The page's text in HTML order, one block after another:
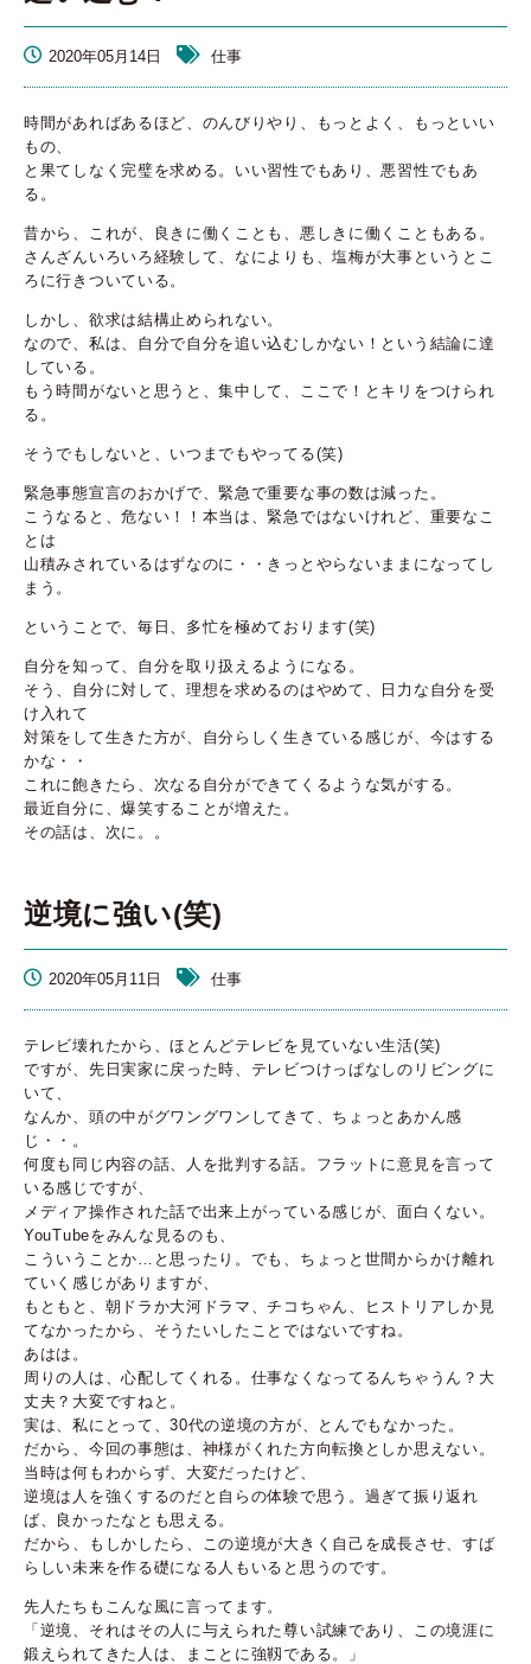
2020年05月14日 仕事
時間があればあるほど、のんびりやり、もっとよく、もっといい
もの、
と果てしなく完璧を求める。いい習性でもあり、悪習性でもあ
る。
昔から、これが、良きに働くことも、悪しきに働くこともある。
さんざんいろいろ経験して、なによりも、塩梅が大事というとこ
ろに行きついている。
しかし、欲求は結構止められない。
なので、私は、自分で自分を追い込むしかない！という結論に達
している。
もう時間がないと思うと、集中して、ここで！とキリをつけられ
る。
そうでもしないと、いつまでもやってる(笑)
緊急事態宣言のおかげで、緊急で重要な事の数は減った。
こうなると、危ない！！本当は、緊急ではないけれど、重要なこ
とは
山積みされているはずなのに・・きっとやらないままになってし
まう。
ということで、毎日、多忙を極めております(笑)
自分を知って、自分を取り扱えるようになる。
そう、自分に対して、理想を求めるのはやめて、日力な自分を受
け入れて
対策をして生きた方が、自分らしく生きている感じが、今はする
かな・・
これに飽きたら、次なる自分ができてくるような気がする。
最近自分に、爆笑することが増えた。
その話は、次に。。
逆境に強い(笑)
2020年05月11日 仕事
テレビ壊れたから、ほとんどテレビを見ていない生活(笑)
ですが、先日実家に戻った時、テレビつけっぱなしのリビングに
いて、
なんか、頭の中がグワングワンしてきて、ちょっとあかん感
じ・・。
何度も同じ内容の話、人を批判する話。フラットに意見を言って
いる感じですが、
メディア操作された話で出来上がっている感じが、面白くない。
YouTubeをみんな見るのも、
こういうことか…と思ったり。でも、ちょっと世間からかけ離れ
ていく感じがありますが、
もともと、朝ドラか大河ドラマ、チコちゃん、ヒストリアしか見
てなかったから、そうたいしたことではないですね。
あはは。
周りの人は、心配してくれる。仕事なくなってるんちゃうん？大
丈夫？大変ですねと。
実は、私にとって、30代の逆境の方が、とんでもなかった。
だから、今回の事態は、神様がくれた方向転換としか思えない。
当時は何もわからず、大変だったけど、
逆境は人を強くするのだと自らの体験で思う。過ぎて振り返れ
ば、良かったなとも思える。
だから、もしかしたら、この逆境が大きく自己を成長させ、すば
らしい未来を作る礎になる人もいると思うのです。
先人たちもこんな風に言ってます。
「逆境、それはその人に与えられた尊い試練であり、この境涯に
鍛えられてきた人は、まことに強靱である。」